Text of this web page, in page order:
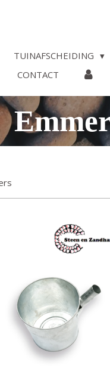
TUINAFSCHEIDING
CONTACT